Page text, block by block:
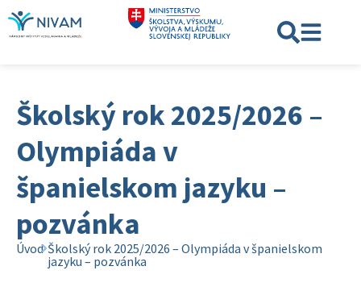
Školský rok 2025/2026 –
Olympiáda v
španielskom jazyku –
pozvánka
Úvod Školský rok 2025/2026 – Olympiáda v španielskom
jazyku – pozvánka